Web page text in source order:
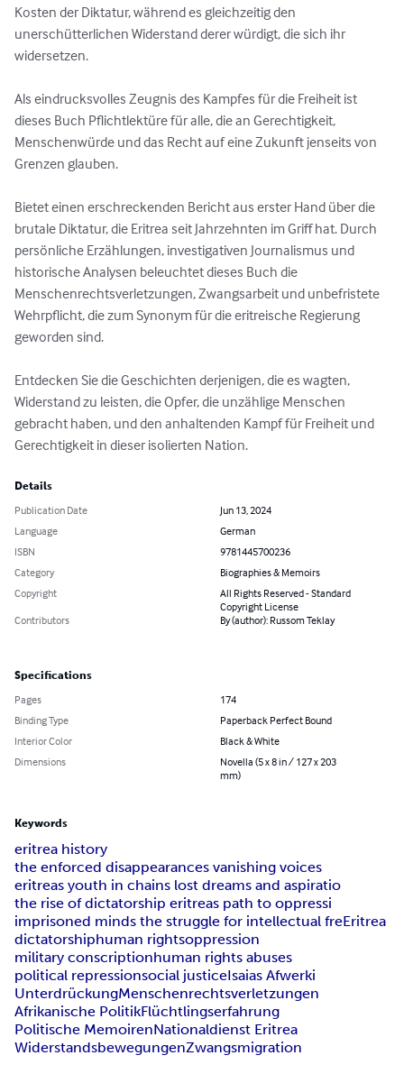
Kosten der Diktatur, während es gleichzeitig den
unerschütterlichen Widerstand derer würdigt, die sich ihr
widersetzen.
Als eindrucksvolles Zeugnis des Kampfes für die Freiheit ist
dieses Buch Pflichtlektüre für alle, die an Gerechtigkeit,
Menschenwürde und das Recht auf eine Zukunft jenseits von
Grenzen glauben.
Bietet einen erschreckenden Bericht aus erster Hand über die
brutale Diktatur, die Eritrea seit Jahrzehnten im Griff hat. Durch
persönliche Erzählungen, investigativen Journalismus und
historische Analysen beleuchtet dieses Buch die
Menschenrechtsverletzungen, Zwangsarbeit und unbefristete
Wehrpflicht, die zum Synonym für die eritreische Regierung
geworden sind.
Entdecken Sie die Geschichten derjenigen, die es wagten,
Widerstand zu leisten, die Opfer, die unzählige Menschen
gebracht haben, und den anhaltenden Kampf für Freiheit und
Gerechtigkeit in dieser isolierten Nation.
Details
Publication Date
Jun 13, 2024
Language
German
ISBN
9781445700236
Category
Biographies & Memoirs
Copyright
All Rights Reserved - Standard
Copyright License
Contributors
By (author): Russom Teklay
Specifications
Pages
174
Binding Type
Paperback Perfect Bound
Interior Color
Black & White
Dimensions
Novella (5 x 8 in / 127 x 203
mm)
Keywords
eritrea history
the enforced disappearances vanishing voices
eritreas youth in chains lost dreams and aspiratio
the rise of dictatorship eritreas path to oppressi
imprisoned minds the struggle for intellectual freEritrea
dictatorshiphuman rightsoppression
military conscriptionhuman rights abuses
political repressionsocial justiceIsaias Afwerki
UnterdrückungMenschenrechtsverletzungen
Afrikanische PolitikFlüchtlingserfahrung
Politische MemoirenNationaldienst Eritrea
WiderstandsbewegungenZwangsmigration